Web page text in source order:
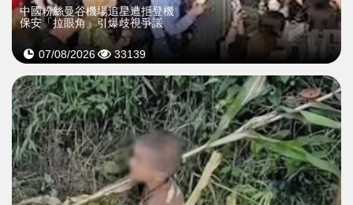
中國粉絲曼谷機場追星遭拒登機
保安「拉眼角」引爆歧視爭議
07/08/2026 33139